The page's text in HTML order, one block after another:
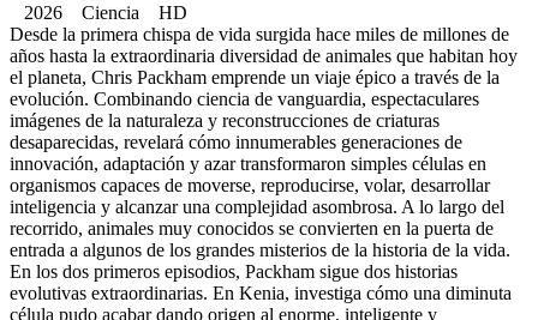
2026 Ciencia HD
Desde la primera chispa de vida surgida hace miles de millones de
años hasta la extraordinaria diversidad de animales que habitan hoy
el planeta, Chris Packham emprende un viaje épico a través de la
evolución. Combinando ciencia de vanguardia, espectaculares
imágenes de la naturaleza y reconstrucciones de criaturas
desaparecidas, revelará cómo innumerables generaciones de
innovación, adaptación y azar transformaron simples células en
organismos capaces de moverse, reproducirse, volar, desarrollar
inteligencia y alcanzar una complejidad asombrosa. A lo largo del
recorrido, animales muy conocidos se convierten en la puerta de
entrada a algunos de los grandes misterios de la historia de la vida.
En los dos primeros episodios, Packham sigue dos historias
evolutivas extraordinarias. En Kenia, investiga cómo una diminuta
célula pudo acabar dando origen al enorme, inteligente y